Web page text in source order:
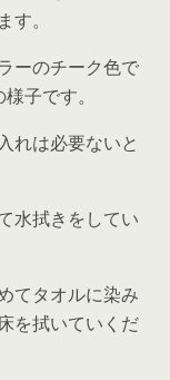
。
ーのチーク色で
子です。
れは必要ないと
水拭きをしてい
てタオルに染み
を拭いていくだ